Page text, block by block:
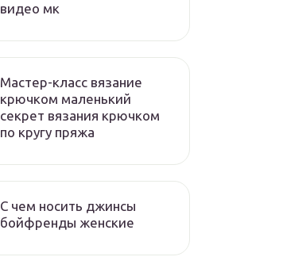
видео мк
Мастер-класс вязание
крючком маленький
секрет вязания крючком
по кругу пряжа
С чем носить джинсы
бойфренды женские